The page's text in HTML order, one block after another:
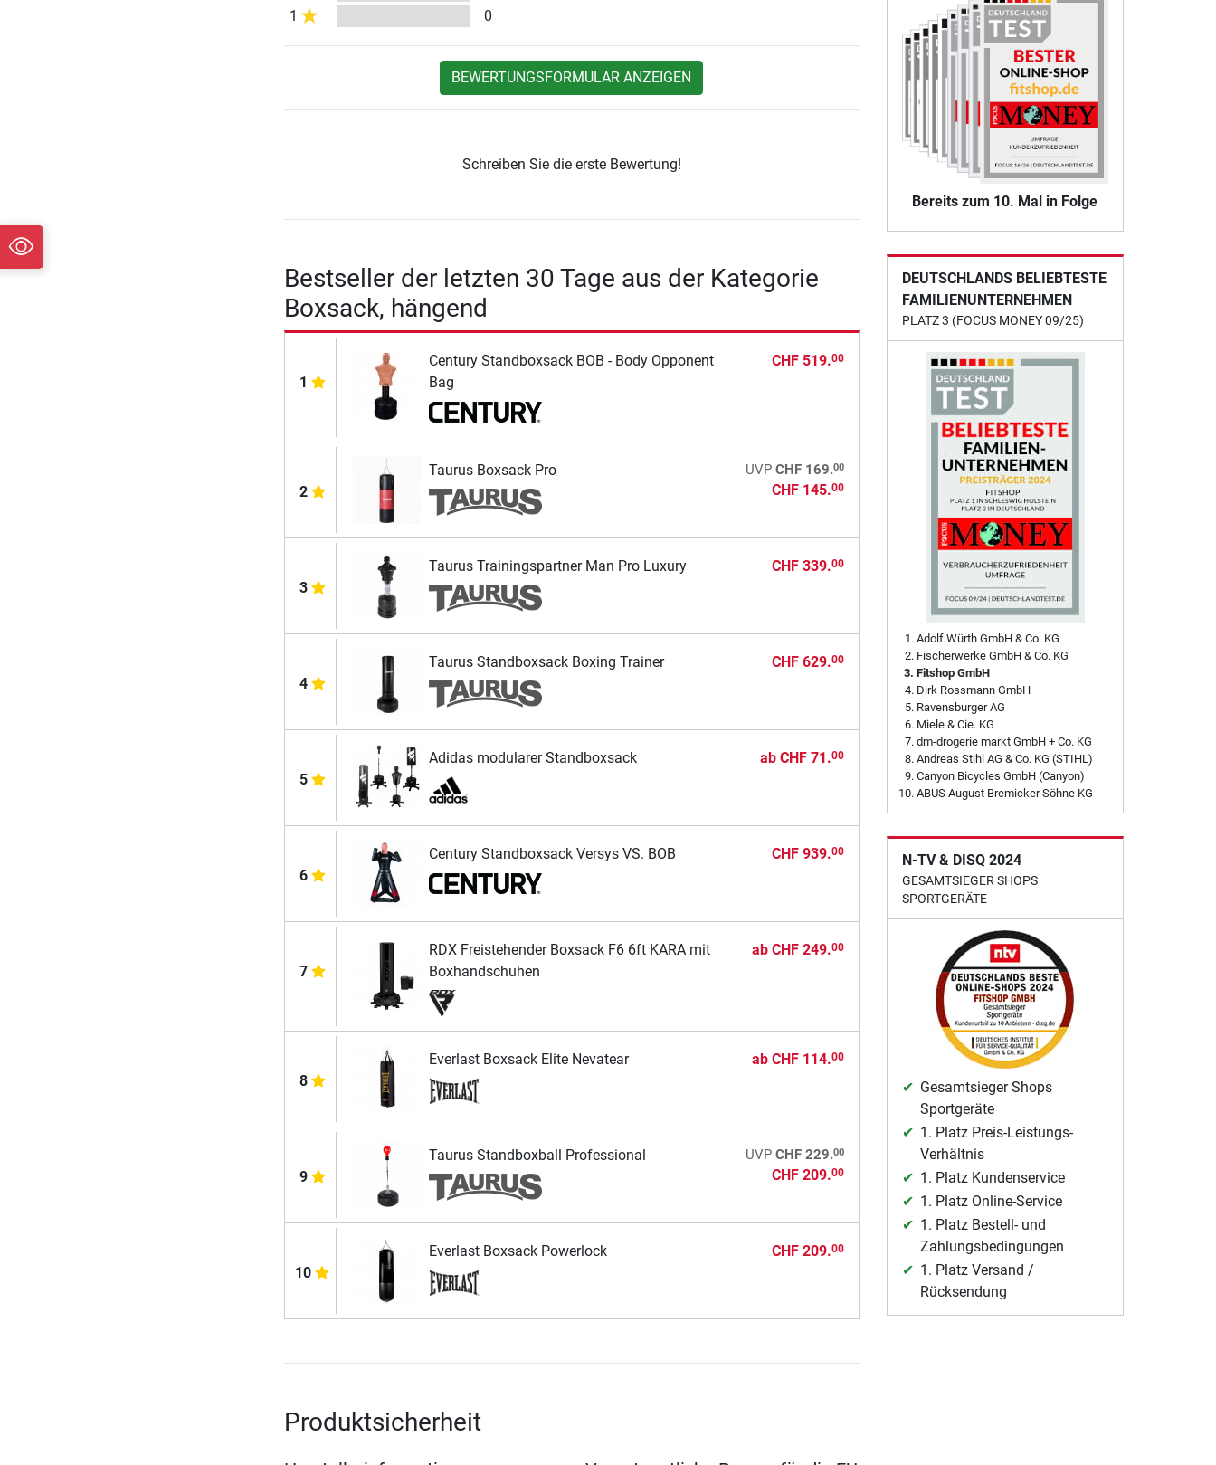
1
0
BEWERTUNGSFORMULAR ANZEIGEN
Schreiben Sie die erste Bewertung!
Bestseller der letzten 30 Tage aus der Kategorie
Boxsack, hängend
1
Century Standboxsack BOB - Body Opponent
Bag
CHF 519.00
2
Taurus Boxsack Pro UVP CHF 169.00
CHF 145.00
3
Taurus Trainingspartner Man Pro Luxury CHF 339.00
4
Taurus Standboxsack Boxing Trainer CHF 629.00
5
Adidas modularer Standboxsack abCHF 71.00
6
Century Standboxsack Versys VS. BOB CHF 939.00
7
RDX Freistehender Boxsack F6 6ft KARA mit
Boxhandschuhen
abCHF 249.00
8
Everlast Boxsack Elite Nevatear abCHF 114.00
9
Taurus Standboxball Professional UVP CHF 229.00
CHF 209.00
10
Everlast Boxsack Powerlock CHF 209.00
Produktsicherheit
Bereits zum 10. Mal in Folge
DEUTSCHLANDS BELIEBTESTE
FAMILIENUNTERNEHMEN
PLATZ 3 (FOCUS MONEY 09/25)
Adolf Würth GmbH & Co. KG
Fischerwerke GmbH & Co. KG
Fitshop GmbH
Dirk Rossmann GmbH
Ravensburger AG
Miele & Cie. KG
dm-drogerie markt GmbH + Co. KG
Andreas Stihl AG & Co. KG (STIHL)
Canyon Bicycles GmbH (Canyon)
ABUS August Bremicker Söhne KG
N-TV & DISQ 2024
GESAMTSIEGER SHOPS
SPORTGERÄTE
Gesamtsieger Shops
Sportgeräte
1. Platz Preis-Leistungs-
Verhältnis
1. Platz Kundenservice
1. Platz Online-Service
1. Platz Bestell- und
Zahlungsbedingungen
1. Platz Versand /
Rücksendung